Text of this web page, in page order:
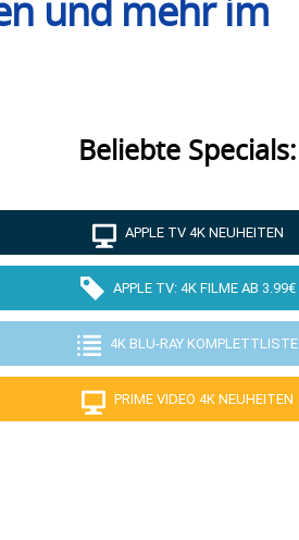
und mehr im
Beliebte Specials:
APPLE TV 4K NEUHEITEN
APPLE TV: 4K FILME AB 3.99€
4K BLU-RAY KOMPLETTLISTE
PRIME VIDEO 4K NEUHEITEN